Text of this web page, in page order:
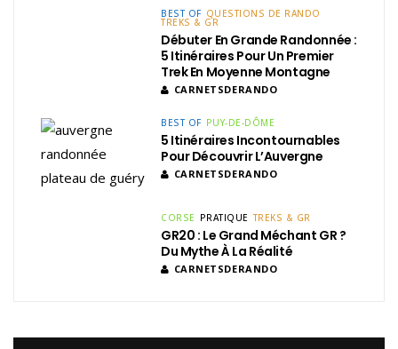
BEST OF QUESTIONS DE RANDO
TREKS & GR
Débuter En Grande Randonnée :
5 Itinéraires Pour Un Premier
Trek En Moyenne Montagne
CARNETSDERANDO
BEST OF PUY-DE-DÔME
5 Itinéraires Incontournables
Pour Découvrir L’Auvergne
CARNETSDERANDO
CORSE PRATIQUE TREKS & GR
GR20 : Le Grand Méchant GR ?
Du Mythe À La Réalité
CARNETSDERANDO